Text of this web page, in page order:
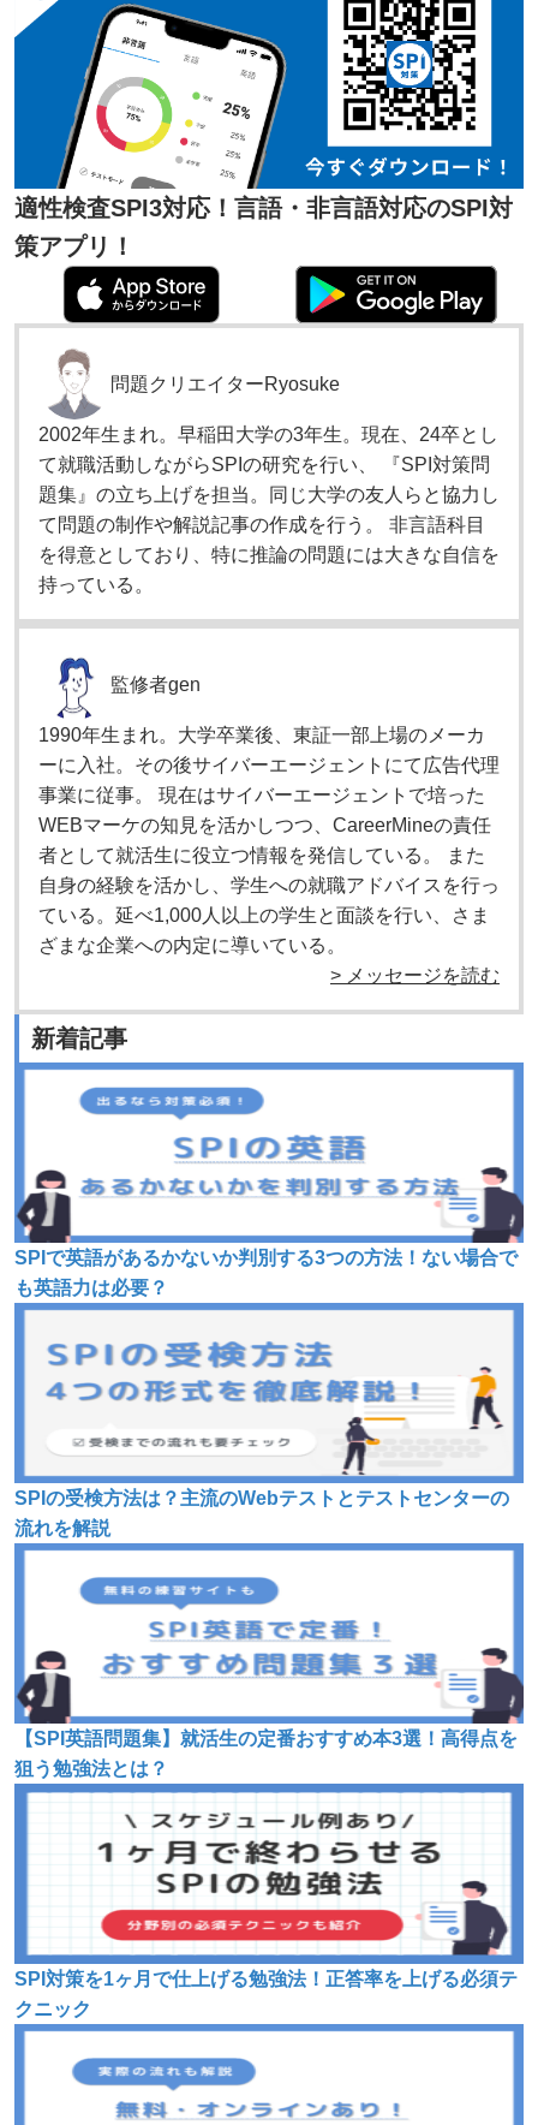
適性検査SPI3対応！言語・非言語対応のSPI対
策アプリ！
問題クリエイターRyosuke
2002年生まれ。早稲田大学の3年生。現在、24卒とし
て就職活動しながらSPIの研究を行い、 『SPI対策問
題集』の立ち上げを担当。同じ大学の友人らと協力し
て問題の制作や解説記事の作成を行う。 非言語科目
を得意としており、特に推論の問題には大きな自信を
持っている。
監修者gen
1990年生まれ。大学卒業後、東証一部上場のメーカ
ーに入社。その後サイバーエージェントにて広告代理
事業に従事。 現在はサイバーエージェントで培った
WEBマーケの知見を活かしつつ、CareerMineの責任
者として就活生に役立つ情報を発信している。 また
自身の経験を活かし、学生への就職アドバイスを行っ
ている。延べ1,000人以上の学生と面談を行い、さま
ざまな企業への内定に導いている。
> メッセージを読む
新着記事
SPIで英語があるかないか判別する3つの方法！ない場合で
も英語力は必要？
SPIの受検方法は？主流のWebテストとテストセンターの
流れを解説
【SPI英語問題集】就活生の定番おすすめ本3選！高得点を
狙う勉強法とは？
SPI対策を1ヶ月で仕上げる勉強法！正答率を上げる必須テ
クニック